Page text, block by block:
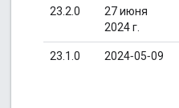
23.2.0
27 июня
2024 г.
23.1.0 2024‑05‑09